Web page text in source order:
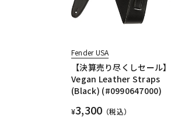
Fender USA
【決算売り尽くしセール】
Vegan Leather Straps
(Black) (#0990647000)
¥3,300 （税込）